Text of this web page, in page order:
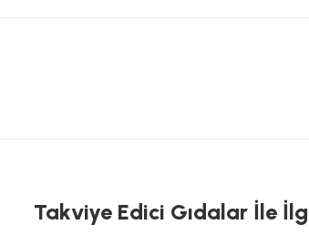
Bu ürüne ilk yorumu siz yapın!
Takviye Edici Gıdalar İle